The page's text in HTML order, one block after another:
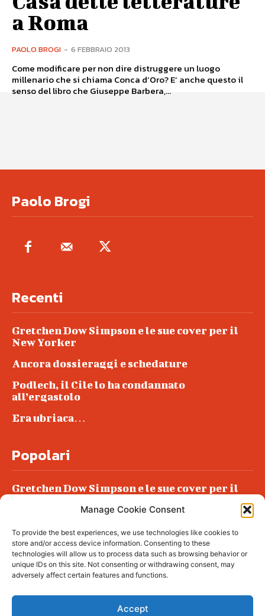
Manage Cookie Consent
To provide the best experiences, we use technologies like cookies to
store and/or access device information. Consenting to these
technologies will allow us to process data such as browsing behavior or
unique IDs on this site. Not consenting or withdrawing consent, may
adversely affect certain features and functions.
Accept
a Roma
PAOLO BROGI - 6 FEBBRAIO 2013
Come modificare per non dire distruggere un luogo
millenario che si chiama Conca d’Oro? E’ anche questo il
senso del libro che Giuseppe Barbera,...
Paolo Brogi
Recenti
Gretchen Dow Simpson e le sue cover per il
New Yorker
Ancora dossieraggi e schedature
Podlech, il Cile lo ha condannato
all’ergastolo
Era ubriaca…
Popolari
Gretchen Dow Simpson e le sue cover per il
Podlech, il Cile lo ha condannato
all’ergastolo
Era ubriaca…